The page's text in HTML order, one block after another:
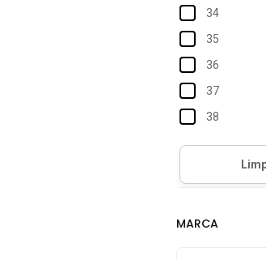
34
35
36
37
38
39
42